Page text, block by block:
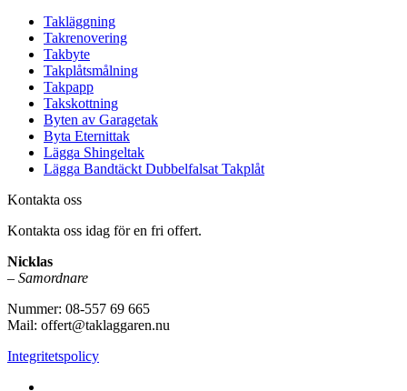
Takläggning
Takrenovering
Takbyte
Takplåtsmålning
Takpapp
Takskottning
Byten av Garagetak
Byta Eternittak
Lägga Shingeltak
Lägga Bandtäckt Dubbelfalsat Takplåt
Kontakta oss
Kontakta oss idag för en fri offert.
Nicklas
– Samordnare
Nummer: 08-557 69 665
Mail: offert@taklaggaren.nu
Integritetspolicy